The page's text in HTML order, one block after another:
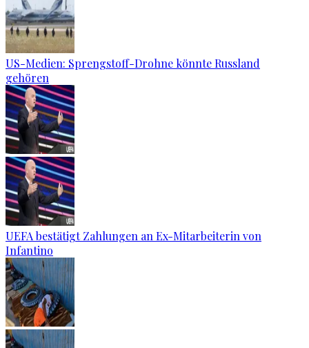
US-Medien: Sprengstoff-Drohne könnte Russland
gehören
UEFA bestätigt Zahlungen an Ex-Mitarbeiterin von
Infantino